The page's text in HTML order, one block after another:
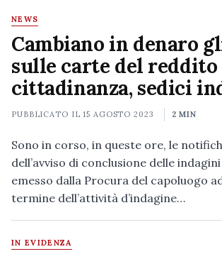
NEWS
Cambiano in denaro
sulle carte del reddito
cittadinanza, sedici
PUBBLICATO IL15 AGOSTO 2023 2 MIN
Sono in corso, in queste ore, le
dell’avviso di conclusione delle
emesso dalla Procura del capoluogo
termine dell’attività d’indagine…
IN EVIDENZA